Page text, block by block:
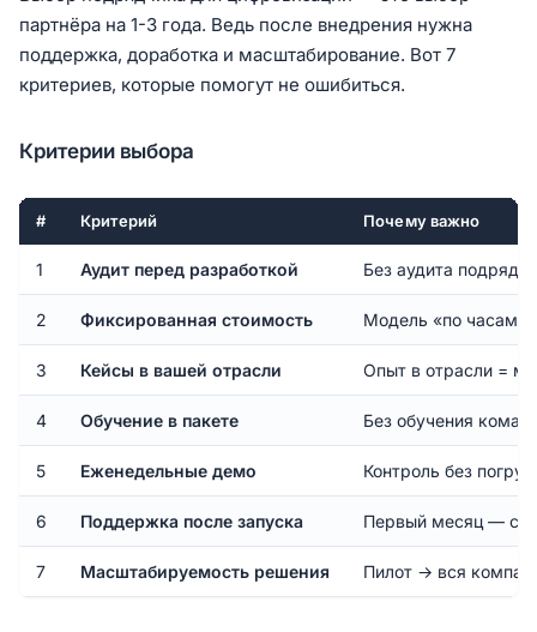
партнёра на 1-3 года. Ведь после внедрения нужна
поддержка, доработка и масштабирование. Вот 7
критериев, которые помогут не ошибиться.
Критерии выбора
# Критерий Почему важно
1 Аудит перед разработкой Без аудита
2 Фиксированная стоимость Модель «по часам»
3 Кейсы в вашей отрасли Опыт в отрасли =
4 Обучение в пакете Без обучения
5 Еженедельные демо Контроль без
6 Поддержка после запуска Первый месяц —
7 Масштабируемость решения Пилот → вся